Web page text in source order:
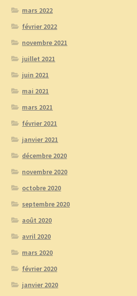
mars 2022
février 2022
novembre 2021
juillet 2021
juin 2021
mai 2021
mars 2021
février 2021
janvier 2021
décembre 2020
novembre 2020
octobre 2020
septembre 2020
août 2020
avril 2020
mars 2020
février 2020
janvier 2020